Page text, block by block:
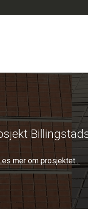
mer om prosjektet...